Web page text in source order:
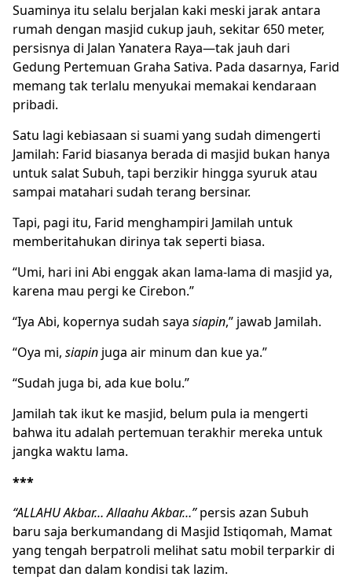
Suaminya itu selalu berjalan kaki meski jarak antara
rumah dengan masjid cukup jauh, sekitar 650 meter,
persisnya di Jalan Yanatera Raya—tak jauh dari
Gedung Pertemuan Graha Sativa. Pada dasarnya, Farid
memang tak terlalu menyukai memakai kendaraan
pribadi.
Satu lagi kebiasaan si suami yang sudah dimengerti
Jamilah: Farid biasanya berada di masjid bukan hanya
untuk salat Subuh, tapi berzikir hingga syuruk atau
sampai matahari sudah terang bersinar.
Tapi, pagi itu, Farid menghampiri Jamilah untuk
memberitahukan dirinya tak seperti biasa.
“Umi, hari ini Abi enggak akan lama-lama di masjid ya,
karena mau pergi ke Cirebon.”
“Iya Abi, kopernya sudah saya siapin,” jawab Jamilah.
“Oya mi, siapin juga air minum dan kue ya.”
“Sudah juga bi, ada kue bolu.”
Jamilah tak ikut ke masjid, belum pula ia mengerti
bahwa itu adalah pertemuan terakhir mereka untuk
jangka waktu lama.
***
“ALLAHU Akbar… Allaahu Akbar…”persis azan Subuh
baru saja berkumandang di Masjid Istiqomah, Mamat
yang tengah berpatroli melihat satu mobil terparkir di
tempat dan dalam kondisi tak lazim.